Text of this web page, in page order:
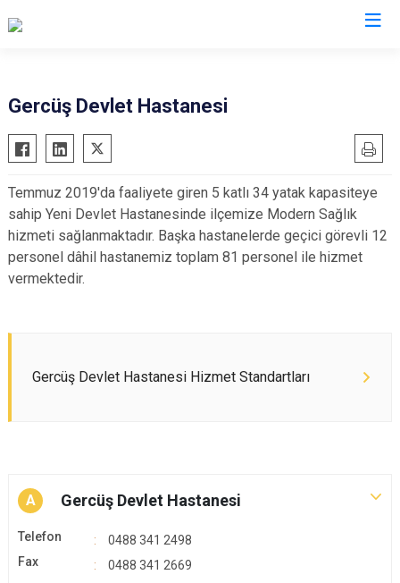
Beşiri
Gercüş
Hasankeyf
Kozluk
Sason
Gercüş Devlet Hastanesi
Temmuz 2019'da faaliyete giren 5 katlı 34 yatak kapasiteye
sahip Yeni Devlet Hastanesinde ilçemize Modern Sağlık
hizmeti sağlanmaktadır. Başka hastanelerde geçici görevli 12
personel dâhil hastanemiz toplam 81 personel ile hizmet
vermektedir.
Gercüş Devlet Hastanesi Hizmet Standartları
A Gercüş Devlet Hastanesi
Telefon
0488 341 2498
Fax
0488 341 2669